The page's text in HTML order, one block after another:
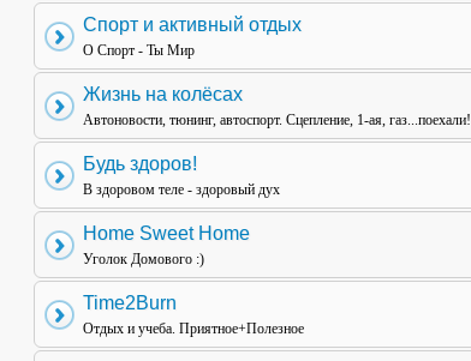
Спорт и активный отдых
О Спорт - Ты Мир
Жизнь на колёсах
Автоновости, тюнинг, автоспорт. Сцепление, 1-ая, газ...поехали!
Будь здоров!
В здоровом теле - здоровый дух
Home Sweet Home
Уголок Домового :)
Time2Burn
Отдых и учеба. Приятное+Полезное